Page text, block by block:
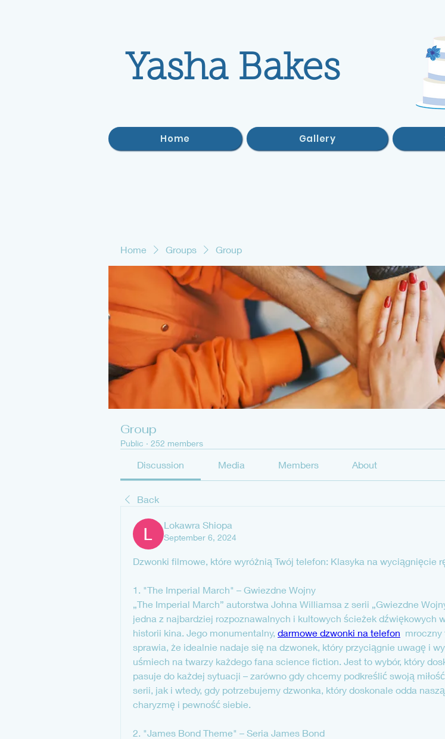
Yasha Bakes
Home Gallery
Home Groups Group
Group
Public · 252 members
Discussion Media Members About
Back
Lokawra Shiopa
September 6, 2024
Dzwonki filmowe, które wyróżnią Twój telefon: Klasyka na wyciągnięcie
1. "The Imperial March" – Gwiezdne Wojny
„The Imperial March” autorstwa Johna Williamsa z serii „Gwiezdne
jedna z najbardziej rozpoznawalnych i kultowych ścieżek dźwiękowych
historii kina. Jego monumentalny, darmowe dzwonki na telefon
mroczny
sprawia, że idealnie nadaje się na dzwonek, który przyciągnie uwagę i
uśmiech na twarzy każdego fana science fiction. Jest to wybór, który
pasuje do każdej sytuacji – zarówno gdy chcemy podkreślić swoją
serii, jak i wtedy, gdy potrzebujemy dzwonka, który doskonale odda naszą
charyzmę i pewność siebie.
2. "James Bond Theme" – Seria James Bond